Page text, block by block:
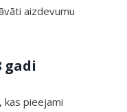
aizdevumu
gadi
pieejami